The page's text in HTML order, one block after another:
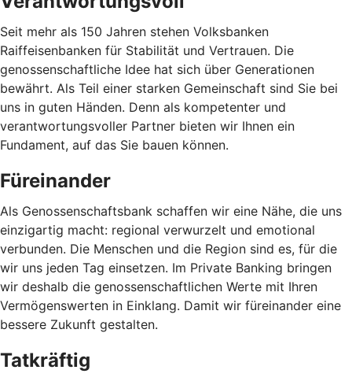
Seit mehr als 150 Jahren stehen Volksbanken
Raiffeisenbanken für Stabilität und Vertrauen. Die
genossenschaftliche Idee hat sich über Generationen
bewährt. Als Teil einer starken Gemeinschaft sind Sie bei
uns in guten Händen. Denn als kompetenter und
verantwortungsvoller Partner bieten wir Ihnen ein
Fundament, auf das Sie bauen können.
Füreinander
Als Genossenschaftsbank schaffen wir eine Nähe, die uns
einzigartig macht: regional verwurzelt und emotional
verbunden. Die Menschen und die Region sind es, für die
wir uns jeden Tag einsetzen. Im Private Banking bringen
wir deshalb die genossenschaftlichen Werte mit Ihren
Vermögenswerten in Einklang. Damit wir füreinander eine
bessere Zukunft gestalten.
Tatkräftig